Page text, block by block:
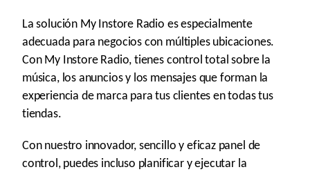
La solución My Instore Radio es especialmente
adecuada para negocios con múltiples ubicaciones.
Con My Instore Radio, tienes control total sobre la
música, los anuncios y los mensajes que forman la
experiencia de marca para tus clientes en todas tus
tiendas.
Con nuestro innovador, sencillo y eficaz panel de
control, puedes incluso planificar y ejecutar la